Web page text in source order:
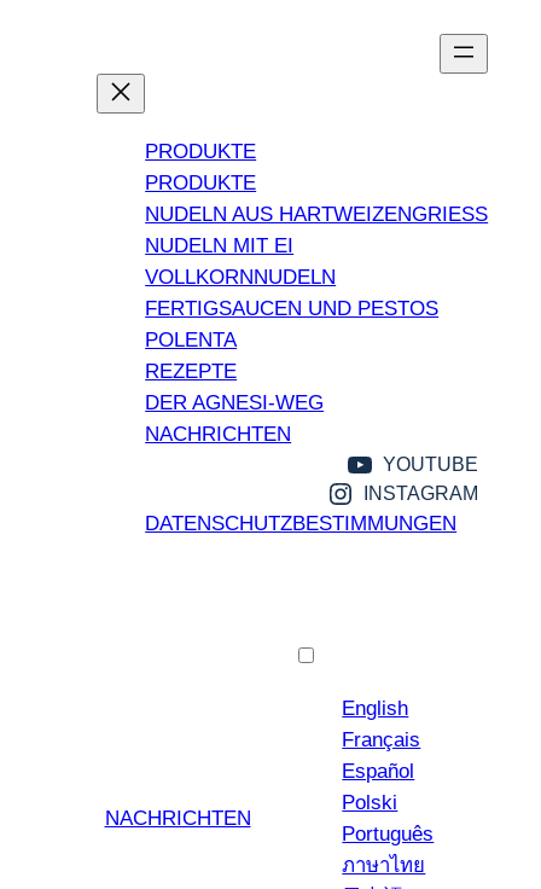
PRODUKTE
PRODUKTE
NUDELN AUS HARTWEIZENGRIESS
NUDELN MIT EI
VOLLKORNNUDELN
FERTIGSAUCEN UND PESTOS
POLENTA
REZEPTE
DER AGNESI-WEG
NACHRICHTEN
YOUTUBE
INSTAGRAM
DATENSCHUTZBESTIMMUNGEN
NACHRICHTEN
English
Français
Español
Polski
Português
ภาษาไทย